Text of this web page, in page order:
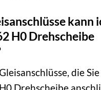
kann
H0 Drehscheibe
die
Drehscheibe